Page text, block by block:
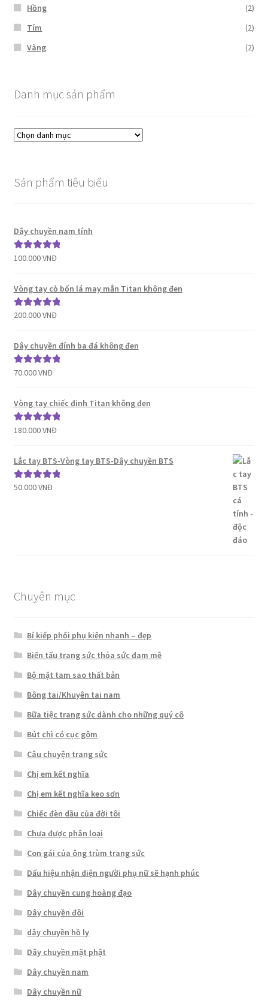
Hồng
(2)
Tím
(2)
Vàng
(2)
Danh mục sản phẩm
Sản phẩm tiêu biểu
Dây chuyền nam tính
Được xếp
sao
100.000VNĐ
Vòng tay cỏ bốn lá may mắn Titan không đen
Được xếp
sao
200.000VNĐ
Dây chuyền đính ba đá không đen
Được xếp
sao
70.000VNĐ
Vòng tay chiếc đinh Titan không đen
Được xếp
sao
180.000VNĐ
Lắc tay BTS-Vòng tay BTS-Dây chuyền BTS
Được xếp
50.000VNĐ
Chuyên mục
Bí kiếp phối phụ kiện nhanh – đẹp
Biến tấu trang sức thỏa sức đam mê
Bộ mặt tam sao thất bản
Bông tai/Khuyên tai nam
Bữa tiệc trang sức dành cho những quý cô
Bút chì có cục gôm
Câu chuyện trang sức
Chị em kết nghĩa
Chị em kết nghĩa keo sơn
Chiếc đèn dầu của đời tôi
Chưa được phân loại
Con gái của ông trùm trang sức
Dấu hiệu nhận diện người phụ nữ sẽ hạnh phúc
Dây chuyền cung hoàng đạo
Dây chuyền đôi
dây chuyền hồ ly
Dây chuyền mặt phật
Dây chuyền nam
Dây chuyền nữ